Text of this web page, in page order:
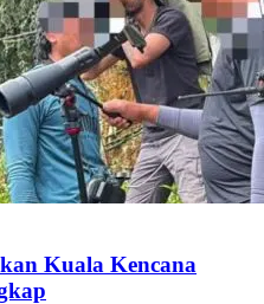
Kuala Kencana